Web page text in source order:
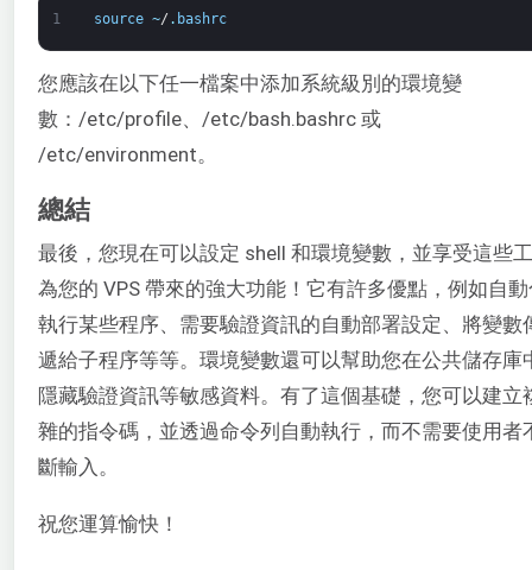
1 source ~/ . bashrc
您應該在以下任一檔案中添加系統級別的環境變
數：/etc/profile、/etc/bash.bashrc 或
/etc/environment。
總結
最後，您現在可以設定 shell 和環境變數，並享受這些
為您的 VPS 帶來的強大功能！它有許多優點，例如自
執行某些程序、需要驗證資訊的自動部署設定、將變數
遞給子程序等等。環境變數還可以幫助您在公共儲存庫
隱藏驗證資訊等敏感資料。有了這個基礎，您可以建立
雜的指令碼，並透過命令列自動執行，而不需要使用者
斷輸入。
祝您運算愉快！